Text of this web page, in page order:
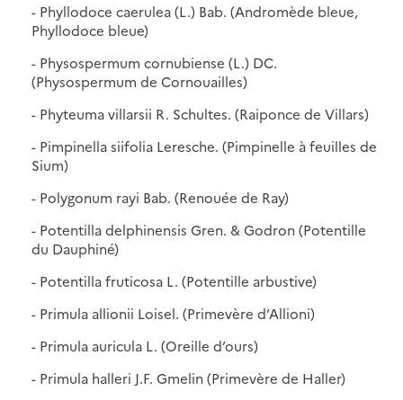
- Phyllodoce caerulea (L.) Bab. (Andromède bleue,
Phyllodoce bleue)
- Physospermum cornubiense (L.) DC.
(Physospermum de Cornouailles)
- Phyteuma villarsii R. Schultes. (Raiponce de Villars)
- Pimpinella siifolia Leresche. (Pimpinelle à feuilles de
Sium)
- Polygonum rayi Bab. (Renouée de Ray)
- Potentilla delphinensis Gren. & Godron (Potentille
du Dauphiné)
- Potentilla fruticosa L. (Potentille arbustive)
- Primula allionii Loisel. (Primevère d’Allioni)
- Primula auricula L. (Oreille d’ours)
- Primula halleri J.F. Gmelin (Primevère de Haller)